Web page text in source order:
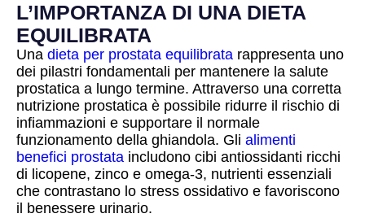
L’IMPORTANZA DI UNA DIETA
EQUILIBRATA
Una dieta per prostata equilibrata rappresenta uno
dei pilastri fondamentali per mantenere la salute
prostatica a lungo termine. Attraverso una corretta
nutrizione prostatica è possibile ridurre il rischio di
infiammazioni e supportare il normale
funzionamento della ghiandola. Gli alimenti
benefici prostata includono cibi antiossidanti ricchi
di licopene, zinco e omega-3, nutrienti essenziali
che contrastano lo stress ossidativo e favoriscono
il benessere urinario.